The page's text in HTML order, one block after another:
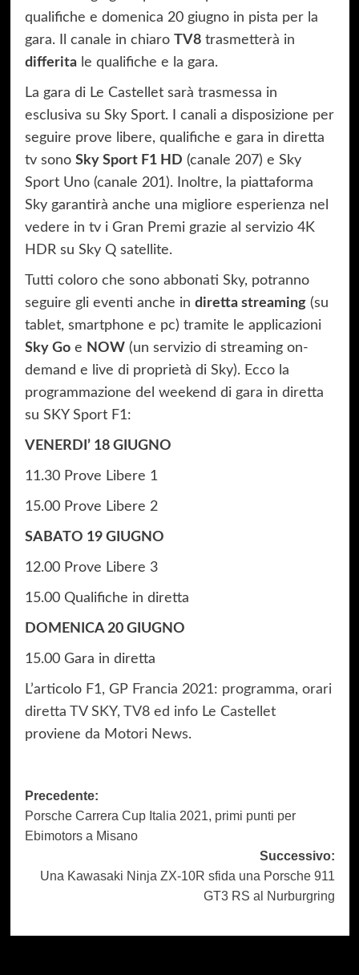
qualifiche e domenica 20 giugno in pista per la
gara. Il canale in chiaro TV8trasmetterà in
differitale qualifiche e la gara.
La gara di Le Castellet sarà trasmessa in
esclusiva su Sky Sport. I canali a disposizione per
seguire prove libere, qualifiche e gara in diretta
tv sono Sky Sport F1 HD (canale 207) e Sky
Sport Uno (canale 201). Inoltre, la piattaforma
Sky garantirà anche una migliore esperienza nel
vedere in tv i Gran Premi grazie al servizio 4K
HDR su Sky Q satellite.
Tutti coloro che sono abbonati Sky, potranno
seguire gli eventi anche in diretta streaming(su
tablet, smartphone e pc) tramite le applicazioni
Sky Goe NOW(un servizio di streaming on-
demand e live di proprietà di Sky). Ecco la
programmazione del weekend di gara in diretta
su SKY Sport F1:
VENERDI’ 18 GIUGNO
11.30 Prove Libere 1
15.00 Prove Libere 2
SABATO 19 GIUGNO
12.00 Prove Libere 3
15.00 Qualifiche in diretta
DOMENICA 20 GIUGNO
15.00 Gara in diretta
L’articolo F1, GP Francia 2021: programma, orari
diretta TV SKY, TV8 ed info Le Castellet
proviene da Motori News.
Navigazione
articolo
Precedente:
Porsche Carrera Cup Italia 2021, primi punti per
Ebimotors a Misano
Successivo:
Una Kawasaki Ninja ZX-10R sfida una Porsche 911
GT3 RS al Nurburgring